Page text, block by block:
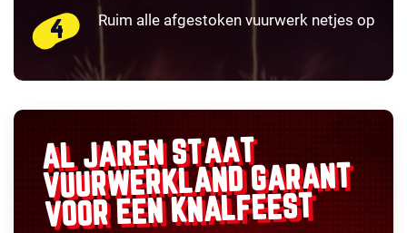
Ruim alle afgestoken vuurwerk netjes op
AL JAREN STAAT
VUURWERKLANDGARANT
VOOR EEN KNALFEEST